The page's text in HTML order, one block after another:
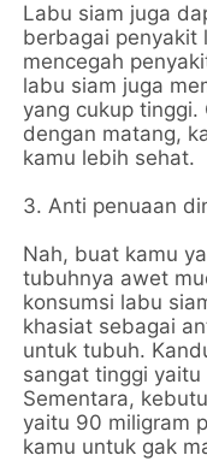
Labu siam juga
berbagai penyakit
mencegah
labu siam juga
yang cukup tinggi.
dengan matang,
kamu lebih sehat.
3. Anti penuaan
Nah, buat kamu
tubuhnya awet
konsumsi labu
khasiat sebagai
untuk tubuh.
sangat tinggi
Sementara,
yaitu 90 miligram
kamu untuk gak